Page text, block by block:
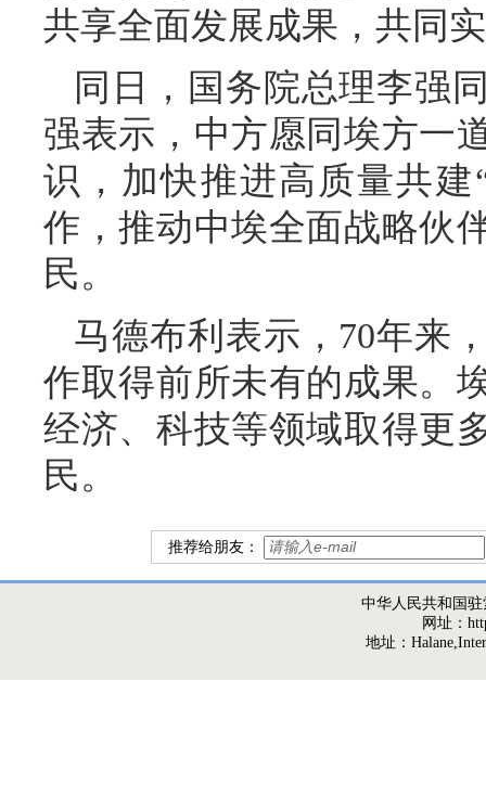
共享全面发展成果，共同
同日，国务院总理李强
强表示，中方愿同埃方一
识，加快推进高质量共
作，推动中埃全面战略伙
民。
马德布利表示，70年来
作取得前所未有的成果。
经济、科技等领域取得更
民。
推荐给朋友：
中华人民共和国
网址：
地址：